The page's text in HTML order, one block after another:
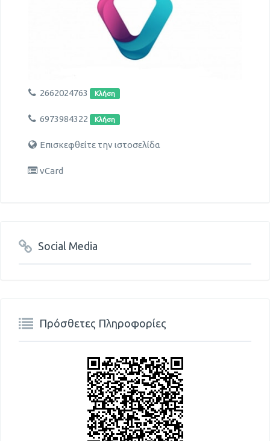
2662024763 Κλήση
6973984322 Κλήση
Επισκεφθείτε την ιστοσελίδα
vCard
Social Media
Πρόσθετες Πληροφορίες